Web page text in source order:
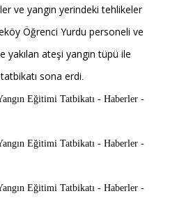
ve yangın yerindeki tehlikeler
Öğrenci Yurdu personeli ve
ateşi yangın tüpü ile
sona erdi.